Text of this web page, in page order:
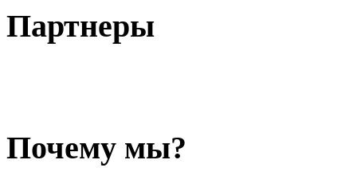
Партнеры
Почему мы?